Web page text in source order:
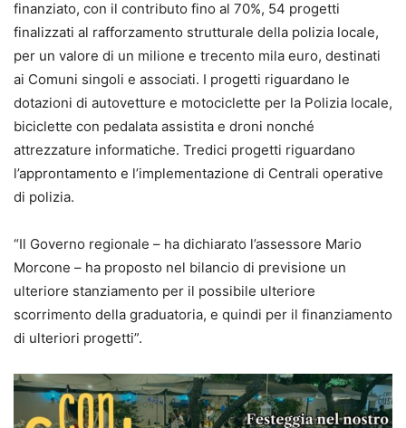
finanziato, con il contributo fino al 70%, 54 progetti
finalizzati al rafforzamento strutturale della polizia locale,
per un valore di un milione e trecento mila euro, destinati
ai Comuni singoli e associati. I progetti riguardano le
dotazioni di autovetture e motociclette per la Polizia locale,
biciclette con pedalata assistita e droni nonché
attrezzature informatiche. Tredici progetti riguardano
l’approntamento e l’implementazione di Centrali operative
di polizia.
“Il Governo regionale – ha dichiarato l’assessore Mario
Morcone – ha proposto nel bilancio di previsione un
ulteriore stanziamento per il possibile ulteriore
scorrimento della graduatoria, e quindi per il finanziamento
di ulteriori progetti”.